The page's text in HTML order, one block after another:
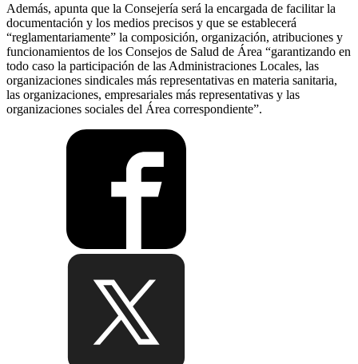
Además, apunta que la Consejería será la encargada de facilitar la
documentación y los medios precisos y que se establecerá
“reglamentariamente” la composición, organización, atribuciones y
funcionamientos de los Consejos de Salud de Área “garantizando en
todo caso la participación de las Administraciones Locales, las
organizaciones sindicales más representativas en materia sanitaria,
las organizaciones, empresariales más representativas y las
organizaciones sociales del Área correspondiente”.